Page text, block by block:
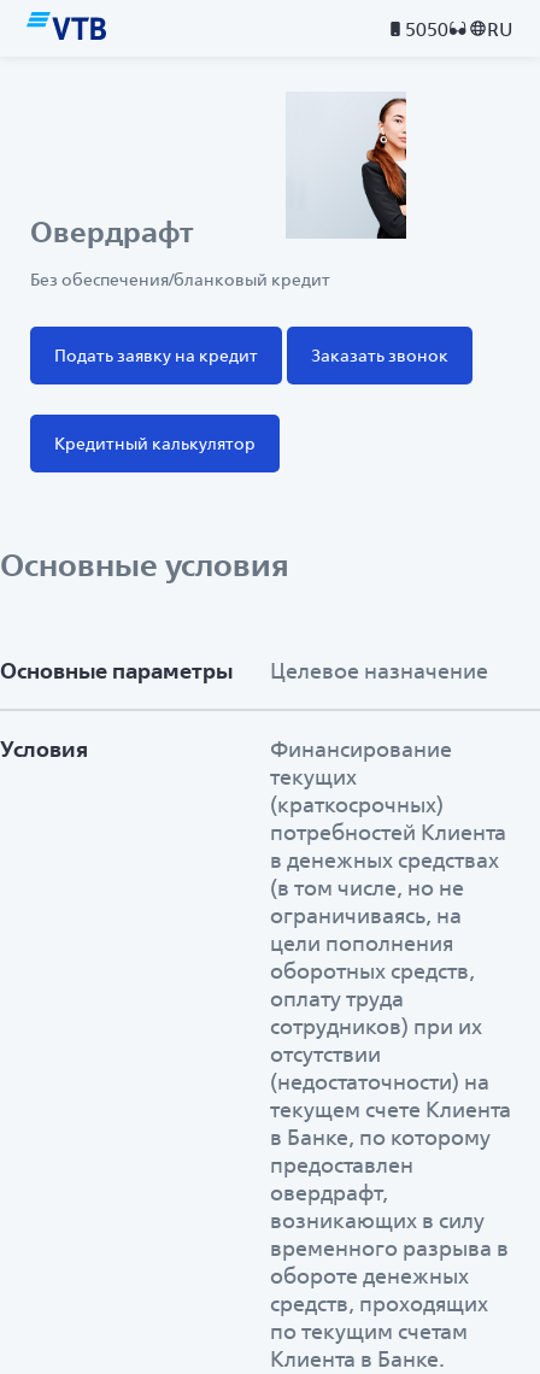
5050 RU
Овердрафт
Без обеспечения/бланковый кредит
Подать заявку на кредит Заказать звонок
Кредитный калькулятор
Основные условия
Основные параметры
Условия
Целевое назначение
Финансирование
текущих
(краткосрочных)
потребностей Клиента
в денежных средствах
(в том числе, но не
ограничиваясь, на
цели пополнения
оборотных средств,
оплату труда
сотрудников) при их
отсутствии
(недостаточности) на
текущем счете Клиента
в Банке, по которому
предоставлен
овердрафт,
возникающих в силу
временного разрыва в
обороте денежных
средств, проходящих
по текущим счетам
Клиента в Банке.